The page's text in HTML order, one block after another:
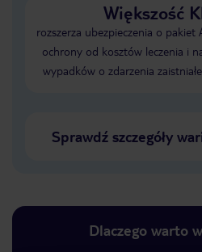
Większość
rozszerza ubezpieczenia o pakiet
ochrony od kosztów leczenia i
wypadków o zdarzenia
Sprawdź szczegóły
Dlaczego warto